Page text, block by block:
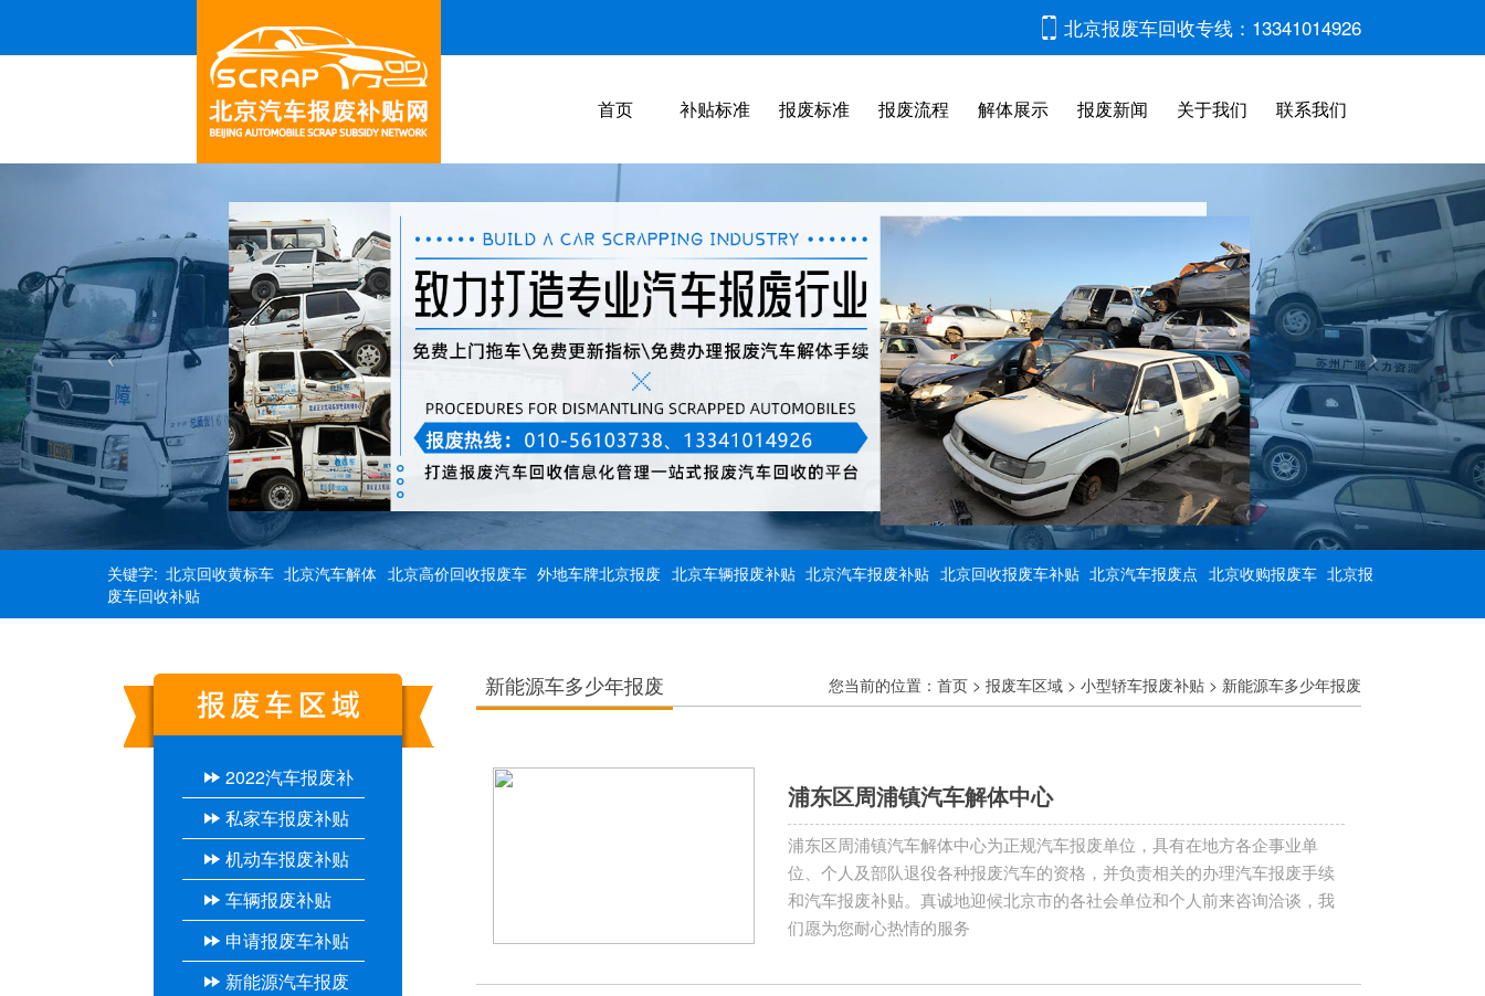
北京报废车回收专线：13341014926
首页 补贴标准 报废标准 报废流程 解体展示 报废新闻 关于我们 联系我们
关键字: 北京回收黄标车 北京汽车解体 北京高价回收报废车 外地车牌北京报废 北京车辆报废补贴 北京汽车报废补贴 北京回收报废车补贴 北京汽车报废点 北京收购报废车 北京报
废车回收补贴
2022汽车报废补
贴 私家车报废补贴
机动车报废补贴
车辆报废补贴
申请报废车补贴
流程新能源汽车报废
新能源车多少年报废 您当前的位置： 首页 > 报废车区域 > 小型轿车报废补贴 > 新能源车多少年报废
浦东区周浦镇汽车解体中心
浦东区周浦镇汽车解体中心为正规汽车报废单位，具有在地方各企事业单
位、个人及部队退役各种报废汽车的资格，并负责相关的办理汽车报废手续
和汽车报废补贴。真诚地迎候北京市的各社会单位和个人前来咨询洽谈，我
们愿为您耐心热情的服务